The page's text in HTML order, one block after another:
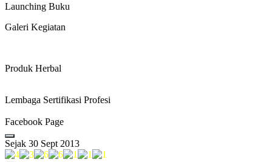
Launching Buku
Galeri Kegiatan
Produk Herbal
Lembaga Sertifikasi Profesi
Facebook Page
Sejak 30 Sept 2013